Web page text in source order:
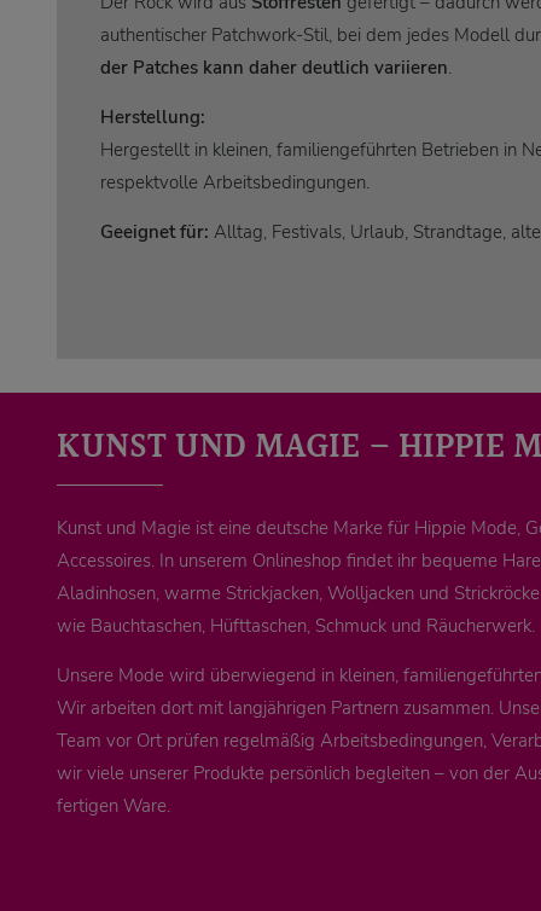
authentischer Patchwork-Stil, bei dem jedes Modell
der Patches kann daher deutlich variieren.
Herstellung:
Hergestellt in kleinen, familiengeführten Betrieben in
respektvolle Arbeitsbedingungen.
Geeignet für: Alltag, Festivals, Urlaub, Strandtage,
KUNST UND MAGIE – HIPPIE
Kunst und Magie ist eine deutsche Marke für Hippie Mode,
Accessoires. In unserem Onlineshop findet ihr bequeme
Aladinhosen, warme Strickjacken, Wolljacken und
wie Bauchtaschen, Hüfttaschen, Schmuck und Räucherwerk.
Unsere Mode wird überwiegend in kleinen,
Wir arbeiten dort mit langjährigen Partnern zusammen.
Team vor Ort prüfen regelmäßig Arbeitsbedingungen,
wir viele unserer Produkte persönlich begleiten – von der
fertigen Ware.